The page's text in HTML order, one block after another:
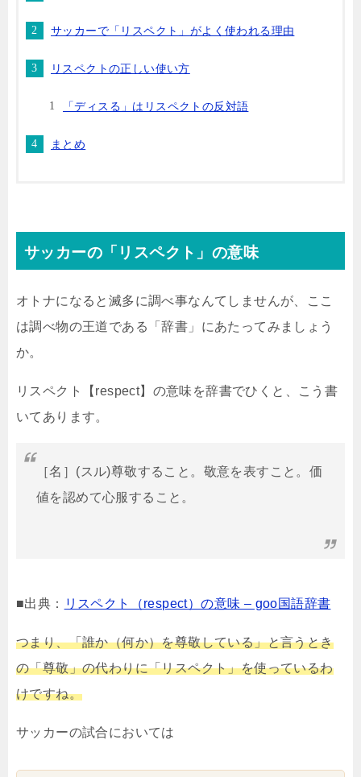
サッカーで「リスペクト」がよく使われる理由
リスペクトの正しい使い方
「ディスる」はリスペクトの反対語
まとめ
サッカーの「リスペクト」の意味
オトナになると滅多に調べ事なんてしませんが、ここ
は調べ物の王道である「辞書」にあたってみましょう
か。
リスペクト【respect】の意味を辞書でひくと、こう書
いてあります。
［名］(スル)尊敬すること。敬意を表すこと。価
値を認めて心服すること。
■出典： リスペクト（respect）の意味 – goo国語辞書
つまり、「誰か（何か）を尊敬している」と言うとき
の「尊敬」の代わりに「リスペクト」を使っているわ
けですね。
サッカーの試合においては